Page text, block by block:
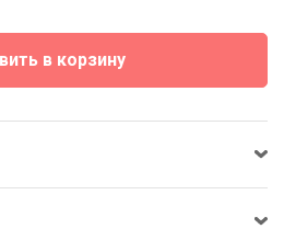
в корзину